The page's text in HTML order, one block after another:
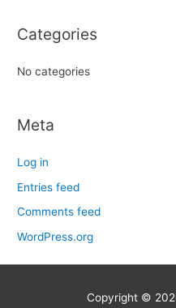
r
Categories
No categories
Meta
Log in
Entries feed
Comments feed
WordPress.org
Copyright ©